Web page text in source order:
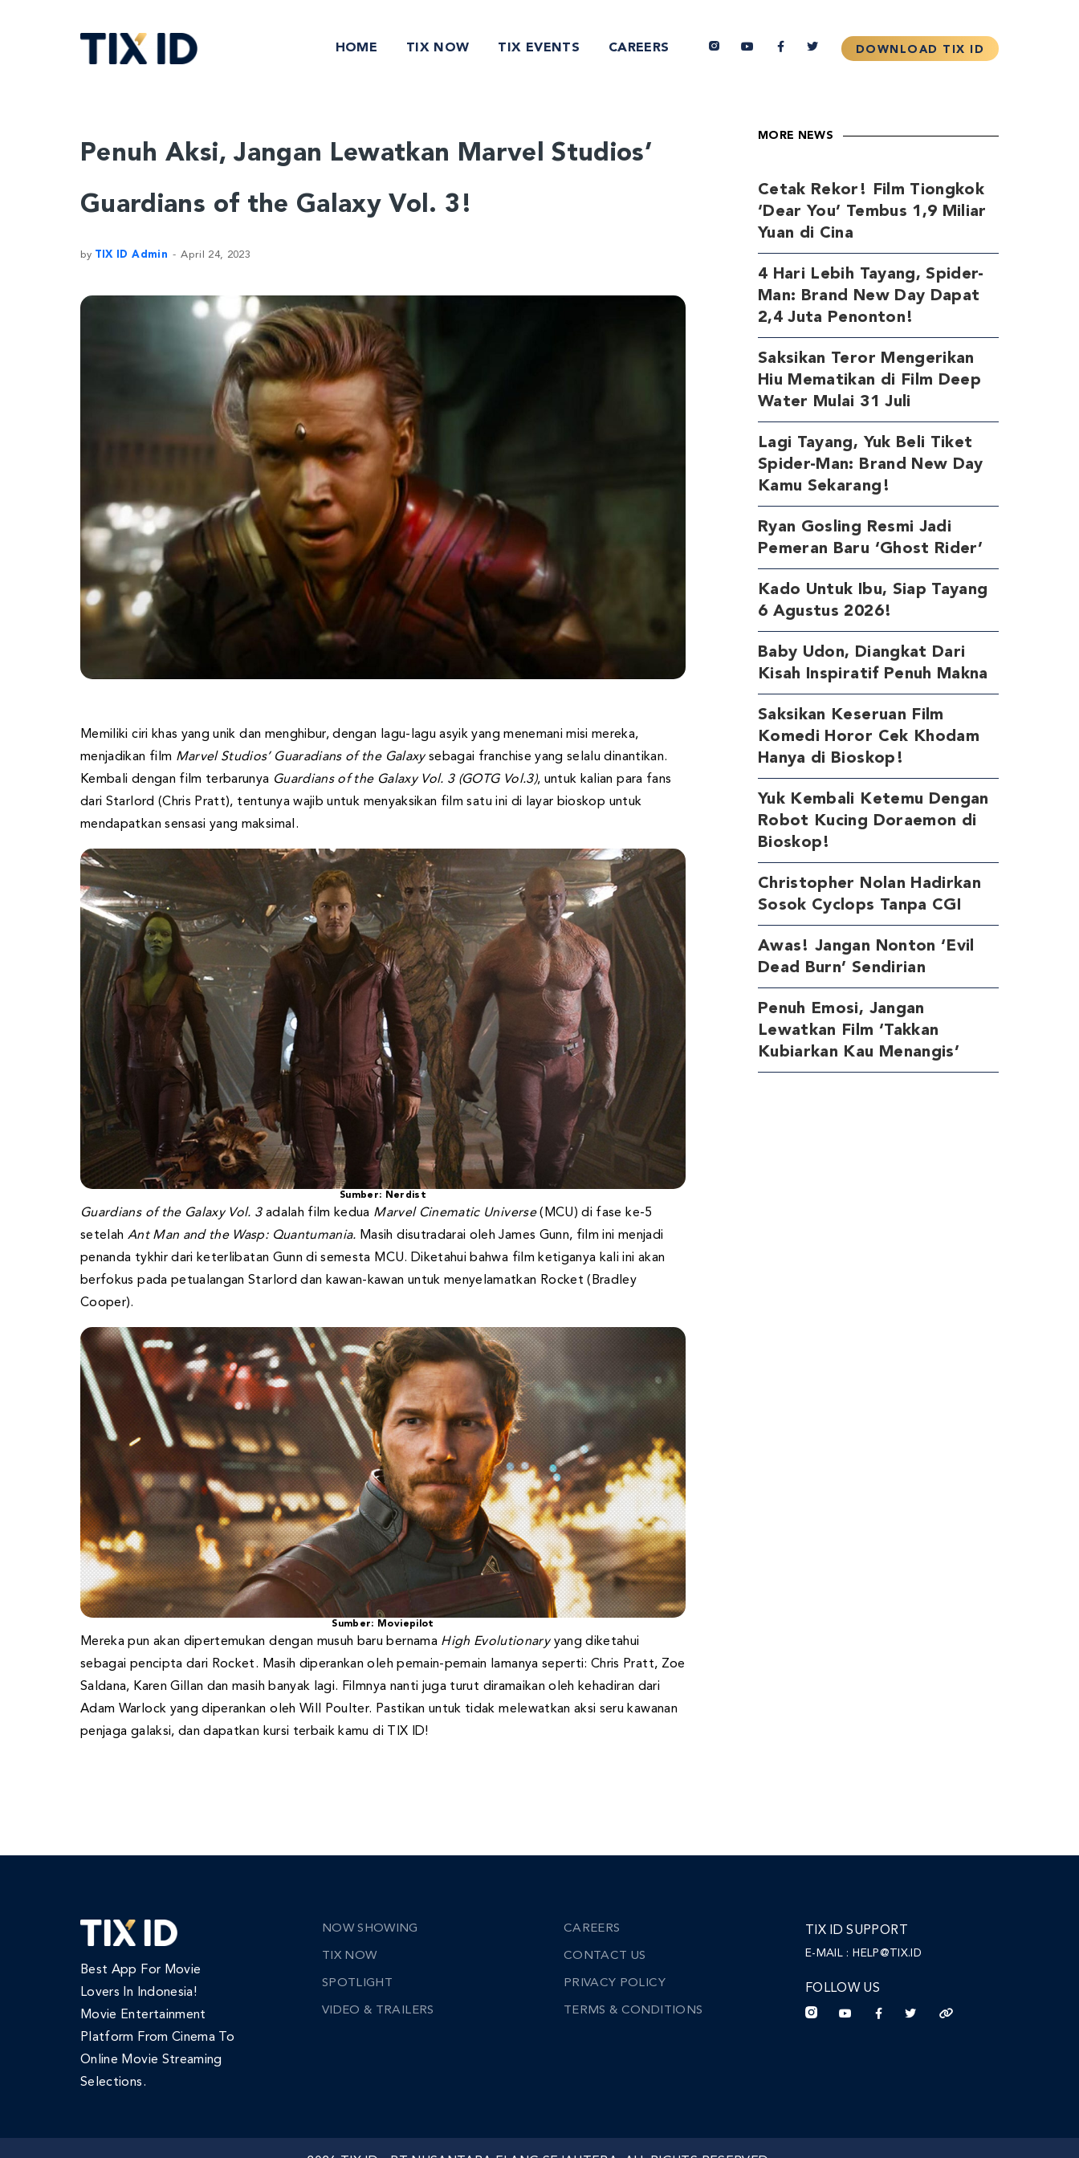
HOME TIX NOW TIX EVENTS CAREERS
Penuh Aksi, Jangan Lewatkan Marvel Studios’
Guardians of the Galaxy Vol. 3!
by TIX ID Admin April 24, 2023
Memiliki ciri khas yang unik dan menghibur, dengan lagu-lagu asyik yang menemani misi mereka,
menjadikan film Marvel Studios’ Guaradians of the Galaxysebagai franchise yang selalu dinantikan.
Kembali dengan film terbarunya Guardians of the Galaxy Vol. 3 (GOTG Vol.3), untuk kalian para fans
dari Starlord (Chris Pratt), tentunya wajib untuk menyaksikan film satu ini di layar bioskop untuk
mendapatkan sensasi yang maksimal.
Sumber: Nerdist
Guardians of the Galaxy Vol. 3 adalah film kedua Marvel Cinematic Universe(MCU) di fase ke-5
setelah Ant Man and the Wasp: Quantumania. Masih disutradarai oleh James Gunn, film ini menjadi
penanda tykhir dari keterlibatan Gunn di semesta MCU. Diketahui bahwa film ketiganya kali ini akan
berfokus pada petualangan Starlord dan kawan-kawan untuk menyelamatkan Rocket (Bradley
Cooper).
Sumber: Moviepilot
Mereka pun akan dipertemukan dengan musuh baru bernama High Evolutionaryyang diketahui
sebagai pencipta dari Rocket. Masih diperankan oleh pemain-pemain lamanya seperti: Chris Pratt, Zoe
Saldana, Karen Gillan dan masih banyak lagi. Filmnya nanti juga turut diramaikan oleh kehadiran dari
Adam Warlock yang diperankan oleh Will Poulter. Pastikan untuk tidak melewatkan aksi seru kawanan
penjaga galaksi, dan dapatkan kursi terbaik kamu di TIX ID!
MORE NEWS
Cetak Rekor! Film Tiongkok
‘Dear You’ Tembus 1,9 Miliar
Yuan di Cina
4 Hari Lebih Tayang, Spider-
Man: Brand New Day Dapat
2,4 Juta Penonton!
Saksikan Teror Mengerikan
Hiu Mematikan di Film Deep
Water Mulai 31 Juli
Lagi Tayang, Yuk Beli Tiket
Spider-Man: Brand New Day
Kamu Sekarang!
Ryan Gosling Resmi Jadi
Pemeran Baru ‘Ghost Rider’
Kado Untuk Ibu, Siap Tayang
6 Agustus 2026!
Baby Udon, Diangkat Dari
Kisah Inspiratif Penuh Makna
Saksikan Keseruan Film
Komedi Horor Cek Khodam
Hanya di Bioskop!
Yuk Kembali Ketemu Dengan
Robot Kucing Doraemon di
Bioskop!
Christopher Nolan Hadirkan
Sosok Cyclops Tanpa CGI
Awas! Jangan Nonton ‘Evil
Dead Burn’ Sendirian
Penuh Emosi, Jangan
Lewatkan Film ‘Takkan
Kubiarkan Kau Menangis’
Best App For Movie
Lovers In Indonesia!
Movie Entertainment
Platform From Cinema To
Online Movie Streaming
Selections.
NOW SHOWING
TIX NOW
SPOTLIGHT
VIDEO & TRAILERS
CAREERS
CONTACT US
PRIVACY POLICY
TERMS & CONDITIONS
TIX ID SUPPORT
E-MAIL : HELP@TIX.ID
FOLLOW US